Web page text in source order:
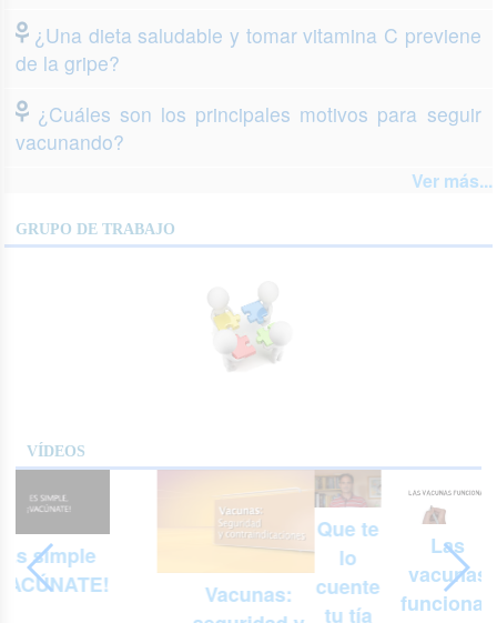
¿Una dieta saludable y tomar vitamina C previene
de la gripe?
¿Cuáles son los principales motivos para seguir
vacunando?
Ver más...
GRUPO DE TRABAJO
VÍDEOS
Es simple
Vacunas:
Que te
lo
cuente
tu tía
Las
vacunas
funcionan